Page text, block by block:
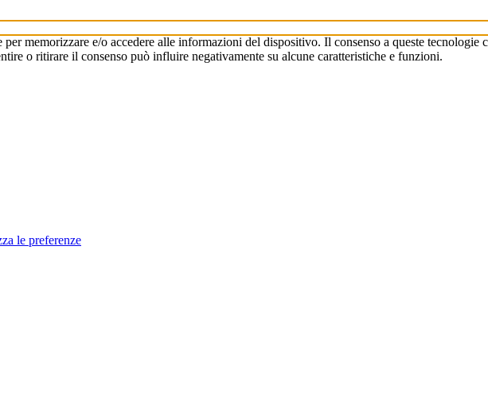
memorizzare e/o accedere alle informazioni del dispositivo. Il consenso a queste tecnologie
o ritirare il consenso può influire negativamente su alcune caratteristiche e funzioni.
le preferenze